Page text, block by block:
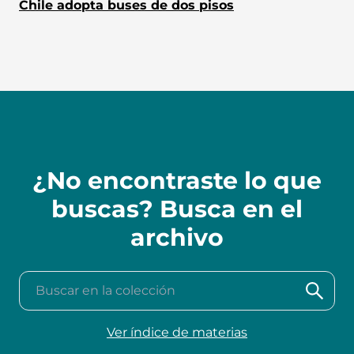
Chile adopta buses de dos pisos
¿No encontraste lo que
buscas? Busca en el
archivo
Buscar en la colección
Ver índice de materias